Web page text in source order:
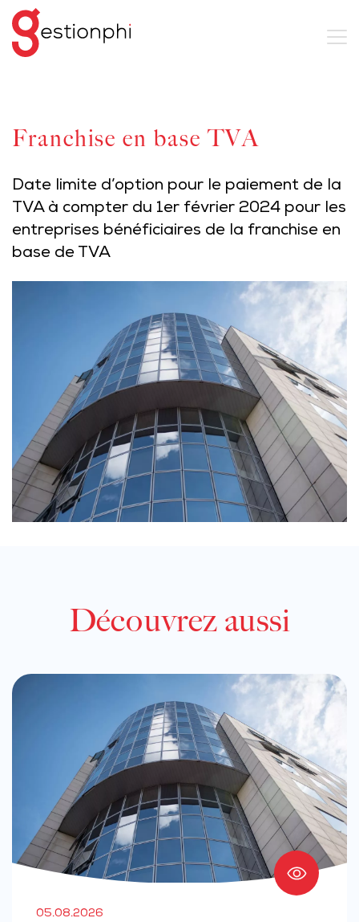
Franchise en base TVA
Date limite d’option pour le paiement de la
TVA à compter du 1er février 2024 pour les
entreprises bénéficiaires de la franchise en
base de TVA
Découvrez aussi
05.08.2026